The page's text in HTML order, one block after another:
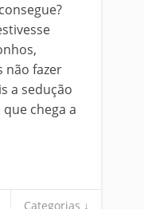
não fazer
a sedução
chega a
Categorias ↓